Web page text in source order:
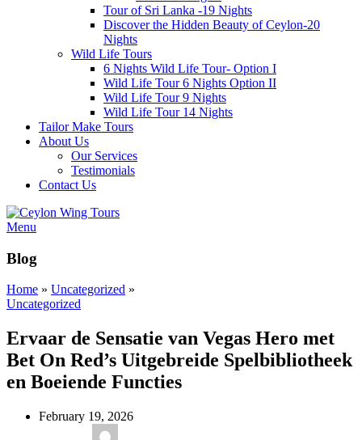
Tour of Sri Lanka -19 Nights
Discover the Hidden Beauty of Ceylon-20
Nights
Wild Life Tours
6 Nights Wild Life Tour- Option I
Wild Life Tour 6 Nights Option II
Wild Life Tour 9 Nights
Wild Life Tour 14 Nights
Tailor Make Tours
About Us
Our Services
Testimonials
Contact Us
Menu
Blog
Home » Uncategorized »
Uncategorized
Ervaar de Sensatie van Vegas Hero met
Bet On Red’s Uitgebreide Spelbibliotheek
en Boeiende Functies
February 19, 2026